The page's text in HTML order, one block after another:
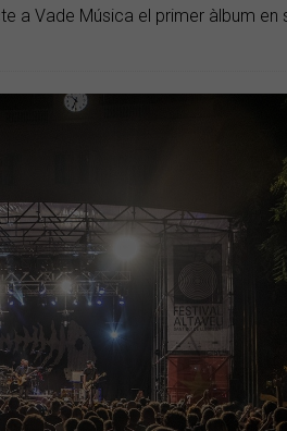
a Vade Música el primer àlbum en